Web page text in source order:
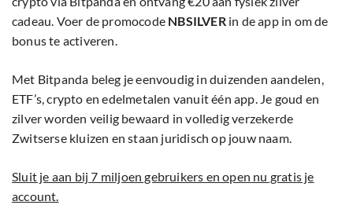
cadeau. Voer de promocode NBSILVERin de app in om de
bonus te activeren.
Met Bitpanda beleg je eenvoudig in duizenden aandelen,
ETF’s, crypto en edelmetalen vanuit één app. Je goud en
zilver worden veilig bewaard in volledig verzekerde
Zwitserse kluizen en staan juridisch op jouw naam.
Sluit je aan bij 7 miljoen gebruikers en open nu gratis je
account.